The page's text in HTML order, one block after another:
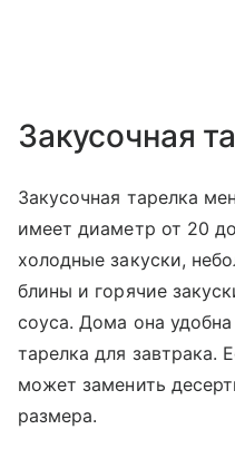
Закусочная
Закусочная тарелка
имеет диаметр от 20
холодные закуски,
блины и горячие
соуса. Дома она
тарелка для завтрака.
может заменить
размера.